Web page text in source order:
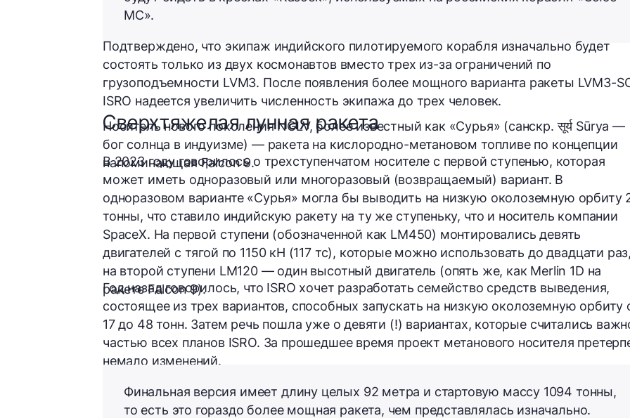
МС».
Подтверждено, что экипаж индийского пилотируемого корабля изначально будет
состоять только из двух космонавтов вместо трех из-за ограничений по
грузоподъемности LVM3. После появления более мощного варианта ракеты LVM3-
ISRO надеется увеличить численность экипажа до трех человек.
Сверхтяжелая лунная ракета
Носитель нового поколения NGLV, более известный как «Сурья» (санскр. सूर्य Sūrya —
бог солнца в индуизме) — ракета на кислородно-метановом топливе по концепции
напоминающая Falcon 9.
В 2023 году говорилось о трехступенчатом носителе с первой ступенью, которая
может иметь одноразовый или многоразовый (возвращаемый) вариант. В
одноразовом варианте «Сурья» могла бы выводить на низкую околоземную орбиту
тонны, что ставило индийскую ракету на ту же ступеньку, что и носитель компании
SpaceX. На первой ступени (обозначенной как LM450) монтировались девять
двигателей с тягой по 1150 кН (117 тс), которые можно использовать до двадцати
на второй ступени LM120 — один высотный двигатель (опять же, как Merlin 1D на
ракете Falcon 9).
Год назад говорилось, что ISRO хочет разработать семейство средств выведения,
состоящее из трех вариантов, способных запускать на низкую околоземную орбиту
17 до 48 тонн. Затем речь пошла уже о девяти (!) вариантах, которые считались
частью всех планов ISRO. За прошедшее время проект метанового носителя
немало изменений.
Финальная версия имеет длину целых 92 метра и стартовую массу 1094 тонны,
то есть это гораздо более мощная ракета, чем представлялась изначально.